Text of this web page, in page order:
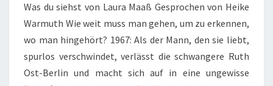
Was du siehst von Laura Maaß Gesprochen von Heike
Warmuth Wie weit muss man gehen, um zu erkennen,
wo man hingehört? 1967: Als der Mann, den sie liebt,
spurlos verschwindet, verlässt die schwangere Ruth
Ost-Berlin und macht sich auf in eine ungewisse